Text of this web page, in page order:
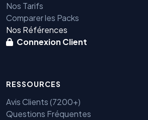
Nos Tarifs
Comparer les Packs
Nos Références
Connexion Client
RESSOURCES
Avis Clients (7200+)
Questions Fréquentes